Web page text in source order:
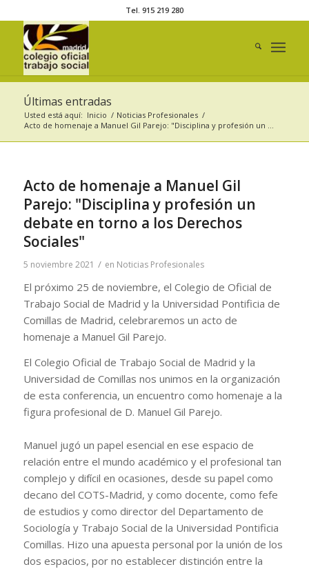
Tel. 915 219 280
Últimas entradas
Usted está aquí: Inicio / Noticias Profesionales /
Acto de homenaje a Manuel Gil Parejo: "Disciplina y profesión un ...
Acto de homenaje a Manuel Gil
Parejo: "Disciplina y profesión un
debate en torno a los Derechos
Sociales"
5 noviembre 2021 / en Noticias Profesionales
El próximo 25 de noviembre, el Colegio de Oficial de
Trabajo Social de Madrid y la Universidad Pontificia de
Comillas de Madrid, celebraremos un acto de
homenaje a Manuel Gil Parejo.
El Colegio Oficial de Trabajo Social de Madrid y la
Universidad de Comillas nos unimos en la organización
de esta conferencia, un encuentro como homenaje a la
figura profesional de D. Manuel Gil Parejo.
Manuel jugó un papel esencial en ese espacio de
relación entre el mundo académico y el profesional tan
complejo y difícil en ocasiones, desde su papel como
decano del COTS-Madrid, y como docente, como fefe
de estudios y como director del Departamento de
Sociología y Trabajo Social de la Universidad Pontificia
Comillas. Hizo una apuesta personal por la unión de los
dos espacios, por no establecer distinción entre la